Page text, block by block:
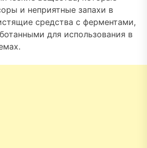
и неприятные запахи в
средства с ферментами,
для использования в